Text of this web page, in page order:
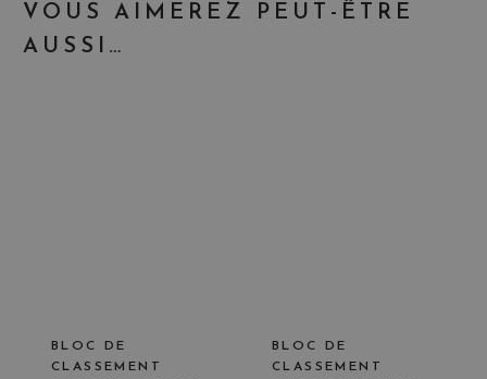
VOUS AIMEREZ PEUT-ÊTRE
AUSSI…
BLOC DE
CLASSEMENT
BLOC DE
CLASSEMENT